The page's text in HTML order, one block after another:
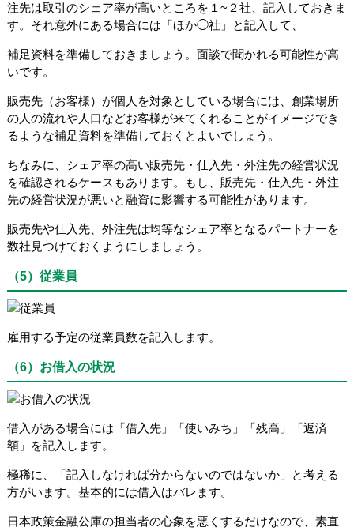
注先は取引のシェア率が高いところを１~２社、記入しておきま
す。それ意外にある場合には「ほか◯社」と記入して、
補足資料を準備しておきましょう。面談で聞かれる可能性が高
いです。
販売先（お客様）が個人を対象としている場合には、創業場所
の人の流れや人口などお客様が来てくれることがイメージでき
るような補足資料を準備しておくとよいでしょう。
ちなみに、シェア率の高い販売先・仕入先・外注先の経営状況
を確認されるケースもあります。もし、販売先・仕入先・外注
先の経営状況が悪いと融資に影響する可能性があります。
販売先や仕入先、外注先は均等なシェア率となるパートナーを
数社見つけておくようにしましょう。
（5）従業員
雇用する予定の従業員数を記入します。
（6）お借入の状況
借入がある場合には「借入先」「使いみち」「残高」「返済
額」を記入します。
極稀に、「記入しなければ分からないのではないか」と考える
方がいます。基本的には借入はバレます。
日本政策金融公庫の担当者の心象を悪くするだけなので、素直